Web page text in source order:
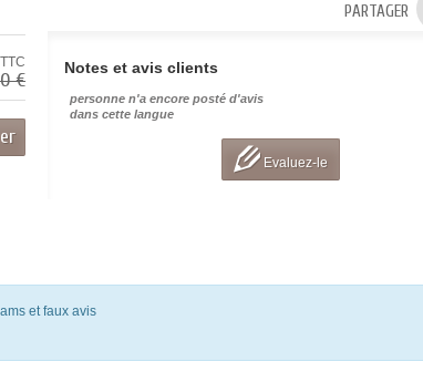
PARTAGER
Notes et avis clients
personne n'a encore posté d'avis
dans cette langue
Evaluez-le
TTC
€
et faux avis